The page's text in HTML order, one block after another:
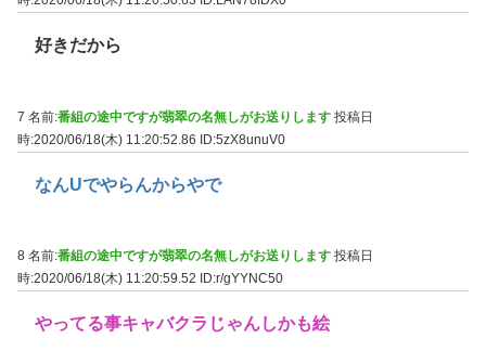
好きだから
7 名前:番組の途中ですが翡翠の名無しがお送りします 投稿日
時:2020/06/18(木) 11:20:52.86 ID:5zX8unuV0
なんUでやらんからやで
8 名前:番組の途中ですが翡翠の名無しがお送りします 投稿日
時:2020/06/18(木) 11:20:59.52
ID:r/gYYNC50
やってる事キャバクラじゃんしかも絵